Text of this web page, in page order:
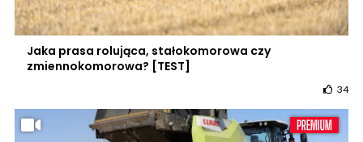
Jaka prasa rolująca, stałokomorowa czy
zmiennokomorowa? [TEST]
34